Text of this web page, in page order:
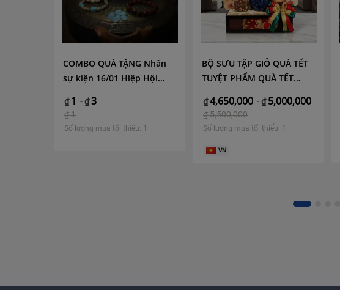
COMBO QUÀ TẶNG Nhân
sự kiện 16/01 Hiệp Hội
₫ 1 -₫3
₫1
Số lượng mua tối thiểu: 1
BỘ SƯU TẬP GIỎ QUÀ TẾT
TUYỆT PHẨM QUÀ TẾT
THẾ, KẾT GIAO THỊNH
VƯỢNG
₫4,650,000 -₫ 5,000,000
₫5,500,000
Số lượng mua tối thiểu: 1
VN